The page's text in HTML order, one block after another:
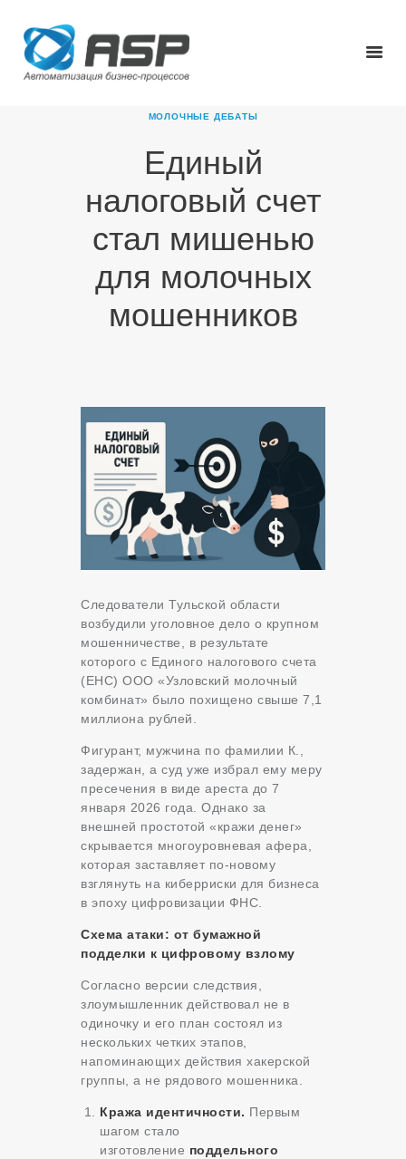
МОЛОЧНЫЕ ДЕБАТЫ
Единый
налоговый счет
стал мишенью
для молочных
мошенников
ГЛАВНАЯ
О КОМПАНИИ
НОВОСТИ
КАРЬЕРА
ПАРТНЕРЫ
КОНТАКТЫ
Следователи Тульской области
возбудили уголовное дело о крупном
мошенничестве, в результате
которого с Единого налогового счета
(ЕНС) ООО «Узловский молочный
комбинат» было похищено свыше 7,1
миллиона рублей.
Фигурант, мужчина по фамилии К.,
задержан, а суд уже избрал ему меру
пресечения в виде ареста до 7
января 2026 года. Однако за
внешней простотой «кражи денег»
скрывается многоуровневая афера,
которая заставляет по-новому
взглянуть на киберриски для бизнеса
в эпоху цифровизации ФНС.
Схема атаки: от бумажной
подделки к цифровому взлому
Согласно версии следствия,
злоумышленник действовал не в
одиночку и его план состоял из
нескольких четких этапов,
напоминающих действия хакерской
группы, а не рядового мошенника.
Кража идентичности. Первым
шагом стало
изготовление поддельного